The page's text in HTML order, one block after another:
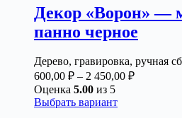
Декор «Ворон» —
панно черное
Дерево, гравировка, ручная
600,00 ₽ – 2 450,00 ₽Диапазон
Оценка 5.00 из 5
Выбрать вариантЭтот